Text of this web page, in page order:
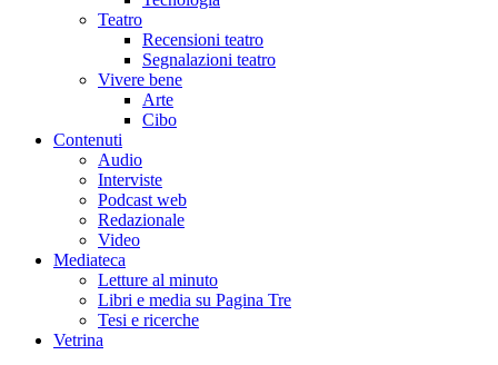
Teatro
Recensioni teatro
Segnalazioni teatro
Vivere bene
Arte
Cibo
Contenuti
Audio
Interviste
Podcast web
Redazionale
Video
Mediateca
Letture al minuto
Libri e media su Pagina Tre
Tesi e ricerche
Vetrina